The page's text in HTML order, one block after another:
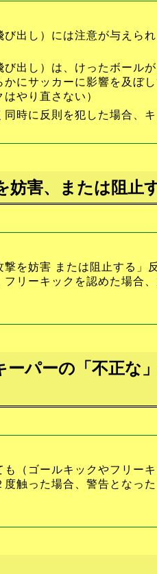
出し）には注意が与えら
出し）は、けったボール
にサッカーに影響を及ぼ
やり直さない）
時に反則を犯した場合、
害、または阻止
を妨害 または阻止する」
リーキックを認めた場合
パーの「不正な
（ゴールキックやフリー
触った場合、警告となっ